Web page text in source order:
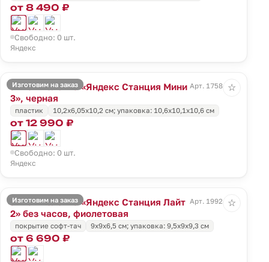
от 8 490 ₽
Свободно: 0 шт.
Яндекс
Изготовим на заказ
Умная колонка «Яндекс Станция Мини
3», черная
Арт. 17584.30
пластик 10,2x6,05x10,2 см; упаковка: 10,6x10,1x10,6 см
от 12 990 ₽
Свободно: 0 шт.
Яндекс
☆
Изготовим на заказ
Умная колонка «Яндекс Станция Лайт
2» без часов, фиолетовая
Арт. 19924.78
покрытие софт-тач 9x9x6,5 см; упаковка: 9,5x9x9,3 см
от 6 690 ₽
☆